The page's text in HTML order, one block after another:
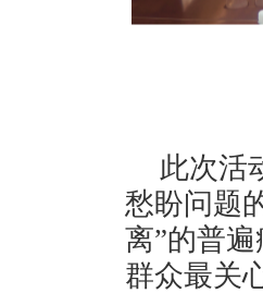
此次活
愁盼问题
离”的普
群众最关